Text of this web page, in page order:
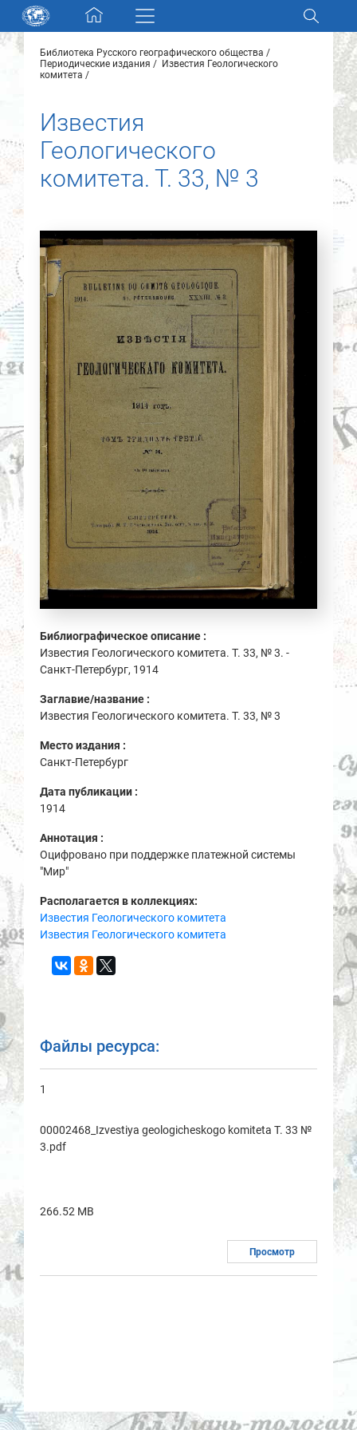
Skip navigation
Разделы и коллекции
Новости
О нас
Контакты
Партнеры
Библиотека Русского географического общества
Периодические издания
Известия Геологического
комитета
Известия
Геологического
комитета. Т. 33, № 3
Библиографическое описание :
Известия Геологического комитета. Т. 33, № 3. -
Санкт-Петербург, 1914
Заглавие/название :
Известия Геологического комитета. Т. 33, № 3
Место издания :
Санкт-Петербург
Дата публикации :
1914
Аннотация :
Оцифровано при поддержке платежной системы
"Мир"
Располагается в коллекциях:
Известия Геологического комитета
Известия Геологического комитета
Файлы ресурса:
1
00002468_Izvestiya geologicheskogo komitetа T. 33 №
3.pdf
266.52 MB
Просмотр